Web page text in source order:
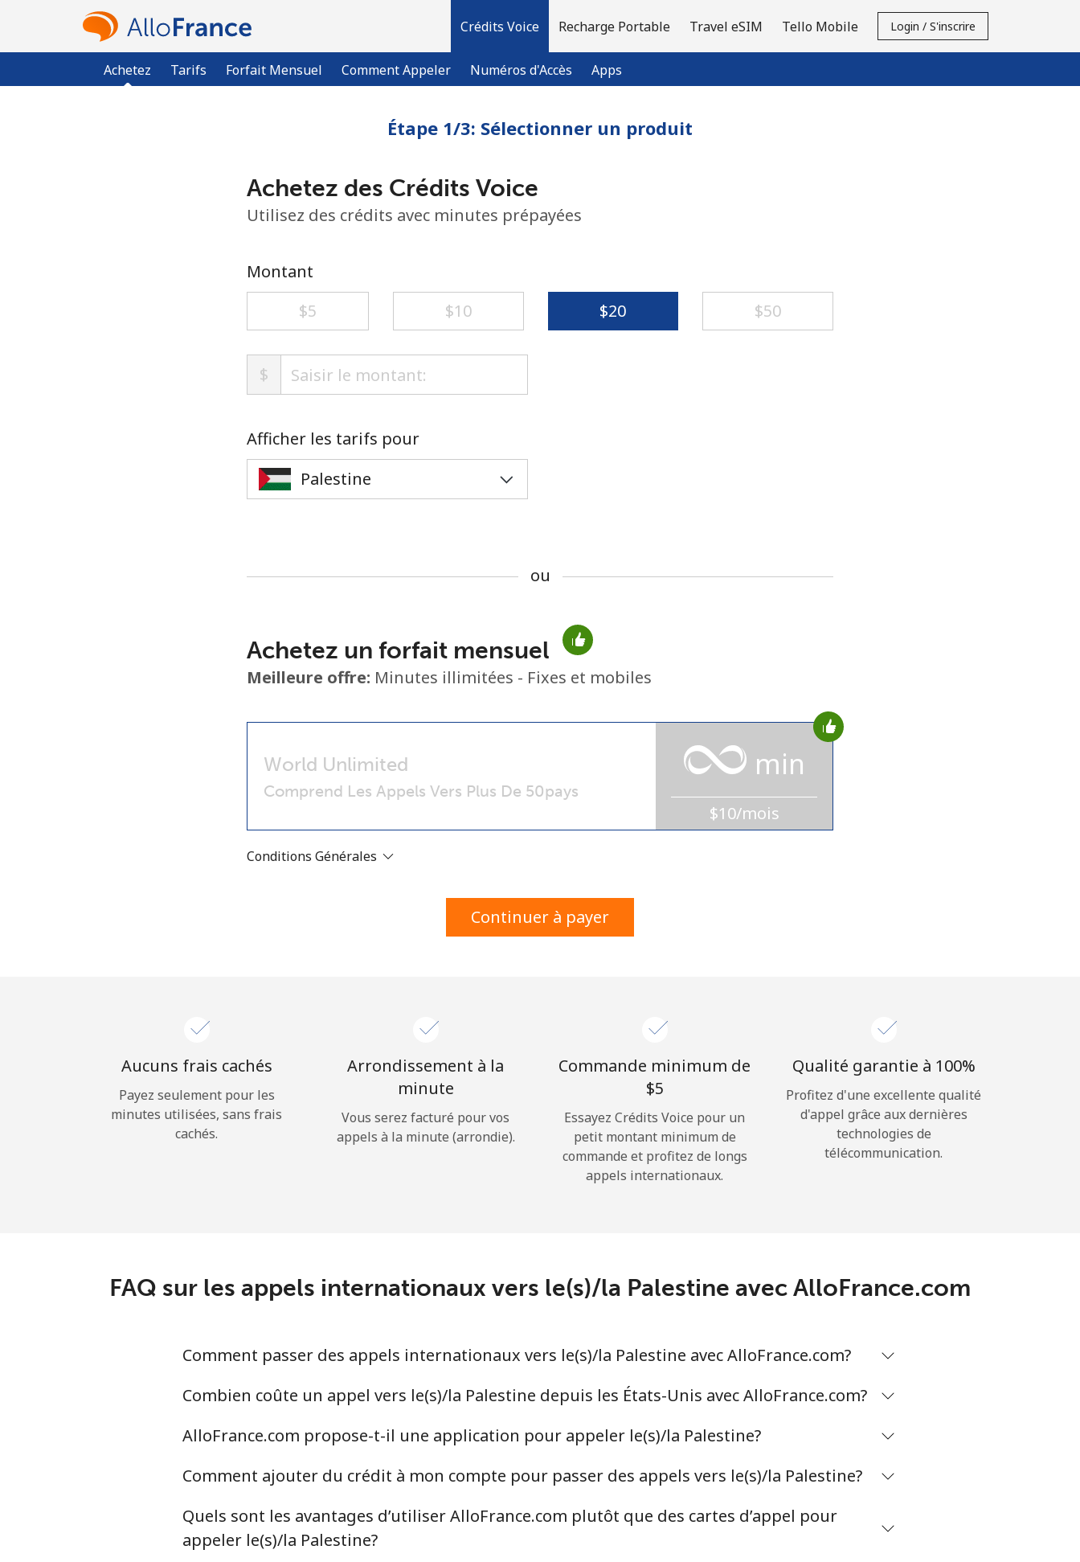
Crédits Voice
Achetez Tarifs Forfait Mensuel Comment Appeler Numéros d'Accès Apps
Recharge Portable Travel eSIM Tello Mobile Login / S'inscrire
Aucun mot de passe créé
8 caractères minimum
Un numéro
En créant un compte sur ce site, j'accepte les
Bonjour!
INSCRIVEZ-VOUS →
Login
ou
Continue avec
Étape 1/3: Sélectionner un produit
Achetez des Crédits Voice
Utilisez des crédits avec minutes prépayées
Montant
⁦$5⁩
⁦$10⁩ ⁦$20⁩ ⁦$50⁩
$
Afficher les tarifs pour
ou
Achetez un forfait mensuel
Meilleure offre: Minutes illimitées - Fixes et mobiles
World Unlimited
Comprend Les Appels Vers Plus De 50pays
min
$10/mois
Conditions Générales
Continuer à payer
Aucuns frais cachés
Payez seulement pour les
minutes utilisées, sans frais
cachés.
Arrondissement à la
minute
Vous serez facturé pour vos
appels à la minute (arrondie).
Commande minimum de
⁦$5⁩
Essayez Crédits Voice pour un
petit montant minimum de
commande et profitez de longs
appels internationaux.
Qualité garantie à 100%
Profitez d'une excellente qualité
d'appel grâce aux dernières
technologies de
télécommunication.
FAQ sur les appels internationaux vers le(s)/la Palestine avec AlloFrance.com
Comment passer des appels internationaux vers le(s)/la Palestine avec AlloFrance.com?
Combien coûte un appel vers le(s)/la Palestine depuis les États-Unis avec AlloFrance.com?
AlloFrance.com propose-t-il une application pour appeler le(s)/la Palestine?
Comment ajouter du crédit à mon compte pour passer des appels vers le(s)/la Palestine?
Quels sont les avantages d’utiliser AlloFrance.com plutôt que des cartes d’appel pour
appeler le(s)/la Palestine?